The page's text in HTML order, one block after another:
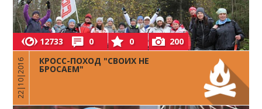
12733 0 0 200
22|10|2016 КРОСС-ПОХОД "СВОИХ НЕ
БРОСАЕМ"